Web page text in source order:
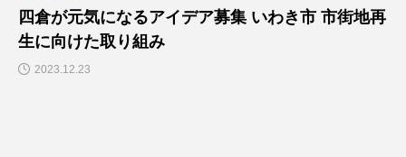
四倉が元気になるアイデア募集 いわき市 市街地再
生に向けた取り組み
2023.12.23